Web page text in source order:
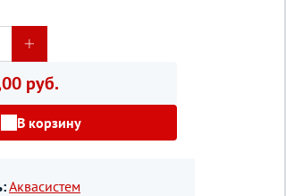
руб.
В корзину
Аквасистем